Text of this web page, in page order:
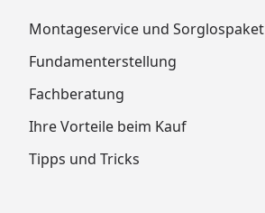
Montageservice und Sorglospaket
Fundamenterstellung
Fachberatung
Ihre Vorteile beim Kauf
Tipps und Tricks